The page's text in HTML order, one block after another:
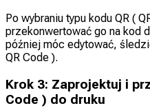
Po wybraniu typu kodu QR (
przekonwertować go na kod
później móc edytować,
QR Code ).
Krok 3: Zaprojektuj i
Code ) do druku